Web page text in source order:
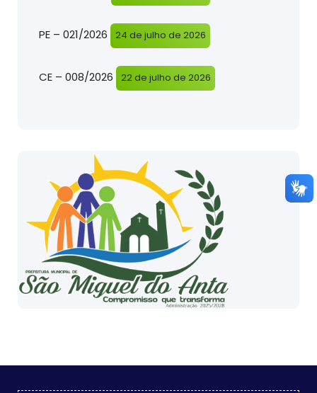
PE – 021/2026 24 de julho de 2026
CE – 008/2026 22 de julho de 2026